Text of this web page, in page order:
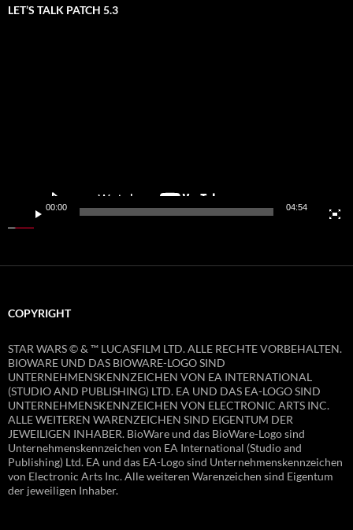
LET’S TALK PATCH 5.3
00:00 04:54
COPYRIGHT
STAR WARS © & ™ LUCASFILM LTD. ALLE RECHTE VORBEHALTEN.
BIOWARE UND DAS BIOWARE-LOGO SIND
UNTERNEHMENSKENNZEICHEN VON EA INTERNATIONAL
(STUDIO AND PUBLISHING) LTD. EA UND DAS EA-LOGO SIND
UNTERNEHMENSKENNZEICHEN VON ELECTRONIC ARTS INC.
ALLE WEITEREN WARENZEICHEN SIND EIGENTUM DER
JEWEILIGEN INHABER. BioWare und das BioWare-Logo sind
Unternehmenskennzeichen von EA International (Studio and
Publishing) Ltd. EA und das EA-Logo sind Unternehmenskennzeichen
von Electronic Arts Inc. Alle weiteren Warenzeichen sind Eigentum
der jeweiligen Inhaber.